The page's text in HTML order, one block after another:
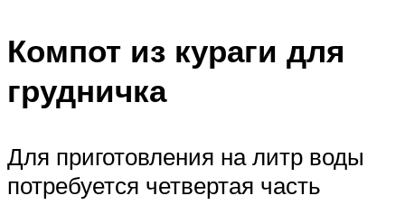
Компот из кураги для
грудничка
Для приготовления на литр воды
потребуется четвертая часть